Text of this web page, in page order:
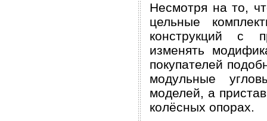
Несмотря на то,
цельные
конструкций с
изменять
покупателей
модульные
моделей, а
колёсных опорах.